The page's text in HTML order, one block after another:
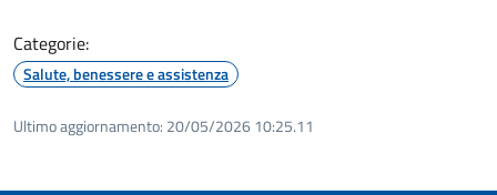
Categorie:
Salute, benessere e assistenza
Ultimo aggiornamento: 20/05/2026 10:25.11